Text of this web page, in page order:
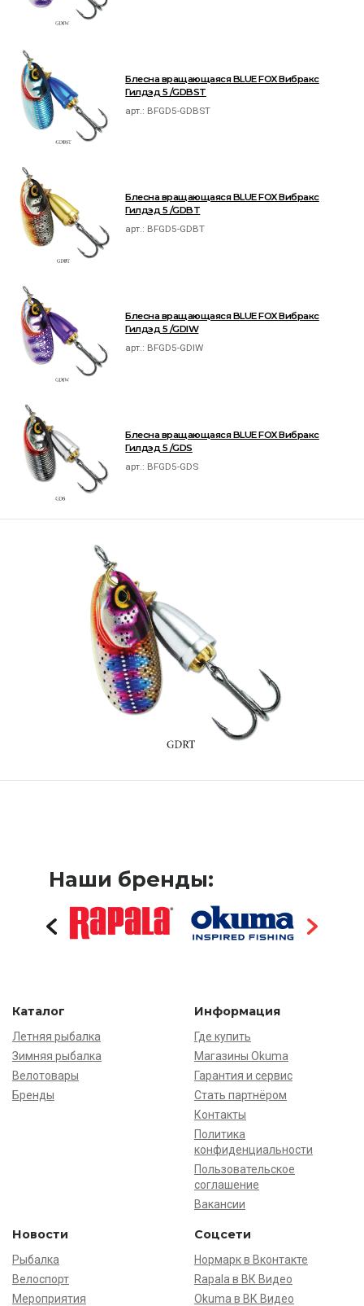
Блесна вращающаяся BLUE FOX Вибракс
Гилдэд 5 /GDBST
арт.: BFGD5-GDBST
Блесна вращающаяся BLUE FOX Вибракс
Гилдэд 5 /GDBT
арт.: BFGD5-GDBT
Блесна вращающаяся BLUE FOX Вибракс
Гилдэд 5 /GDIW
арт.: BFGD5-GDIW
Блесна вращающаяся BLUE FOX Вибракс
Гилдэд 5 /GDS
арт.: BFGD5-GDS
Наши бренды:
Каталог
Летняя рыбалка
Зимняя рыбалка
Велотовары
Бренды
Информация
Где купить
Магазины Okuma
Гарантия и сервис
Стать партнёром
Контакты
Политика
конфиденциальности
Пользовательское
соглашение
Вакансии
Новости
Рыбалка
Велоспорт
Мероприятия
Соцсети
Нормарк в Вконтакте
Rapala в ВК Видео
Okuma в ВК Видео